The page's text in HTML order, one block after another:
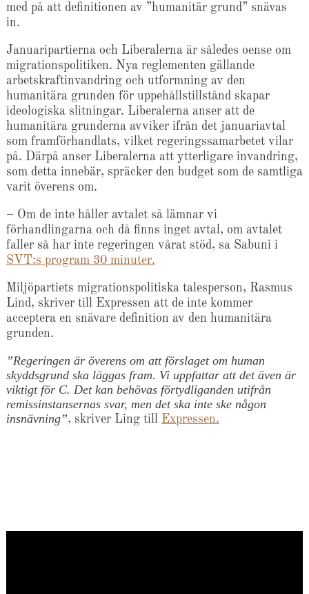
med på att definitionen av ”humanitär grund” snävas
in.
Januaripartierna och Liberalerna är således oense om
migrationspolitiken. Nya reglementen gällande
arbetskraftinvandring och utformning av den
humanitära grunden för uppehållstillstånd skapar
ideologiska slitningar. Liberalerna anser att de
humanitära grunderna avviker ifrån det januariavtal
som framförhandlats, vilket regeringssamarbetet vilar
på. Därpå anser Liberalerna att ytterligare invandring,
som detta innebär, spräcker den budget som de samtliga
varit överens om.
– Om de inte håller avtalet så lämnar vi
förhandlingarna och då finns inget avtal, om avtalet
faller så har inte regeringen vårat stöd, sa Sabuni i
SVT:s program 30 minuter.
Miljöpartiets migrationspolitiska talesperson, Rasmus
Lind, skriver till Expressen att de inte kommer
acceptera en snävare definition av den humanitära
grunden.
”Regeringen är överens om att förslaget om human
skyddsgrund ska läggas fram. Vi uppfattar att det även är
viktigt för C. Det kan behövas förtydliganden utifrån
remissinstansernas svar, men det ska inte ske någon
insnävning”, skriver Ling till Expressen.